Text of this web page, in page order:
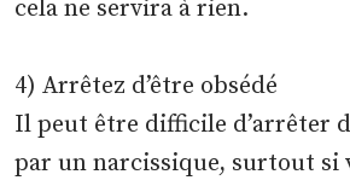
cela ne servira à rien.
4) Arrêtez d’être obsédé
Il peut être difficile d’arrêter
par un narcissique, surtout si